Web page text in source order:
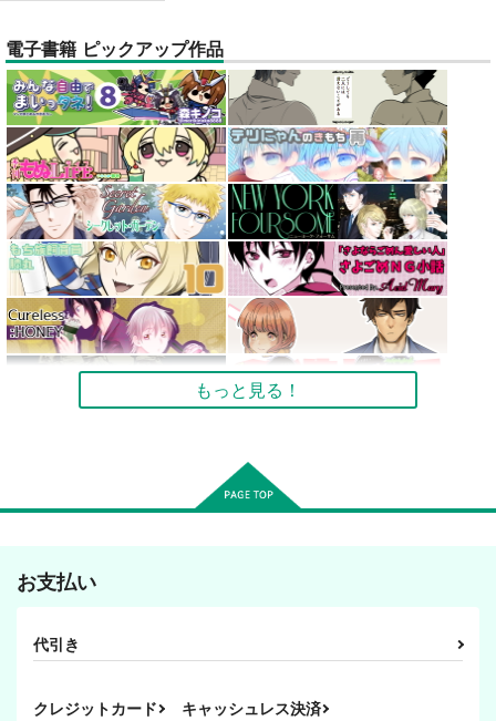
電子書籍 ピックアップ作品
もっと見る！
お支払い
代引き
クレジットカード キャッシュレス決済